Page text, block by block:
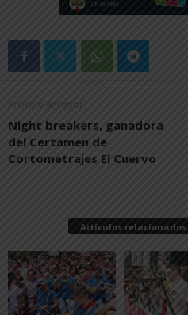
Artículo anterior
Night breakers, ganadora
del Certamen de
Cortometrajes El Cuervo
Artículos relacionados